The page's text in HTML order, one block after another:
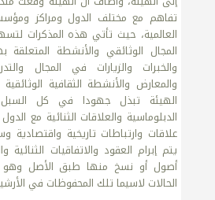
تفاهم مع مختلف الدول ومراكز
العالمية، حيث تأتي هذه المذكرات
المجال الوثائقي والأنشطة المتعلقة
والخبرات والزيارات في المجال
والمعارض والأنشطة الثقافية
الهيئة تبذل جهودا في كل السبل
الدبلوماسية والعلاقات الثنائية مع
علاقات وارتباطات تاريخية واقتصادية
يتم إبرام العقود والاتفاقيات
أصول أو نسخ منها طبق الأصل
الحالات لاسيما تلك المحفوظات في